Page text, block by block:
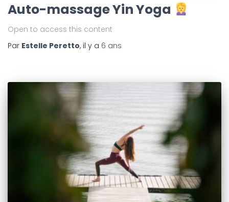
Auto-massage Yin Yoga
Open to access this content
Par Estelle Peretto, il y a 6 ans